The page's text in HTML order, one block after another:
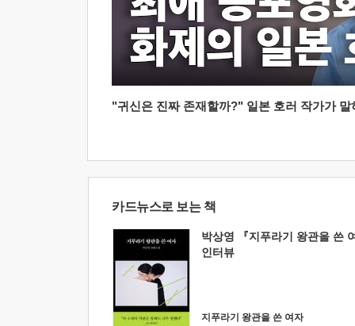
"귀신은 진짜 존재할까?" 일본 호러 작가가
카드뉴스로 보는 책
박상영 『지푸라기 왕관을 쓴
인터뷰
지푸라기 왕관을 쓴 여자